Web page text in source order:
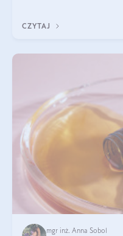
wysokiej jakości suplem
CZYTAJ
mgr inż. Anna Sobol